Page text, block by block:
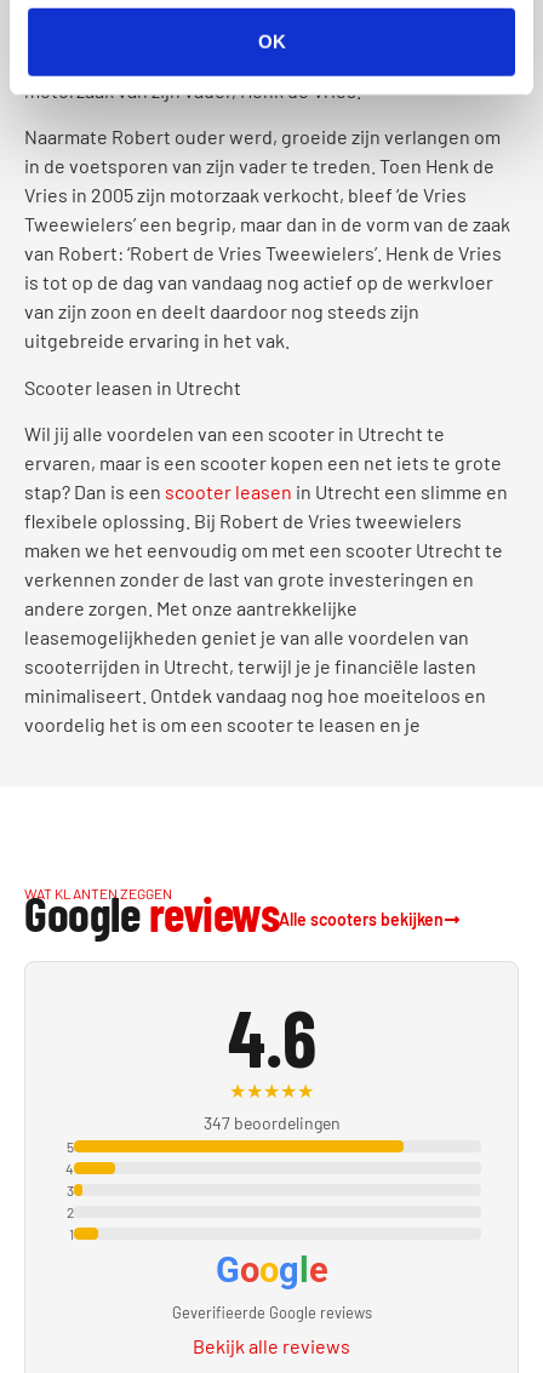
OK
huidige generatie. Eigenaar Robert de Vries maakte zijn
motorzaak van zijn vader, Henk de Vries.
Naarmate Robert ouder werd, groeide zijn verlangen om
in de voetsporen van zijn vader te treden. Toen Henk de
Vries in 2005 zijn motorzaak verkocht, bleef ‘de Vries
Tweewielers’ een begrip, maar dan in de vorm van de zaak
van Robert: ‘Robert de Vries Tweewielers’. Henk de Vries
is tot op de dag van vandaag nog actief op de werkvloer
van zijn zoon en deelt daardoor nog steeds zijn
uitgebreide ervaring in het vak.
Scooter leasen in Utrecht
Wil jij alle voordelen van een scooter in Utrecht te
ervaren, maar is een scooter kopen een net iets te grote
stap? Dan is een scooter leasen in Utrecht een slimme en
flexibele oplossing. Bij Robert de Vries tweewielers
maken we het eenvoudig om met een scooter Utrecht te
verkennen zonder de last van grote investeringen en
andere zorgen. Met onze aantrekkelijke
leasemogelijkheden geniet je van alle voordelen van
scooterrijden in Utrecht, terwijl je je financiële lasten
minimaliseert. Ontdek vandaag nog hoe moeiteloos en
voordelig het is om een scooter te leasen en je
WAT KLANTEN ZEGGEN
GooglereviewsAlle scooters bekijken
4.6
★★★★★
347 beoordelingen
5
4
3
2
1
Goog e
Geverifieerde Google reviews
Bekijk alle reviews